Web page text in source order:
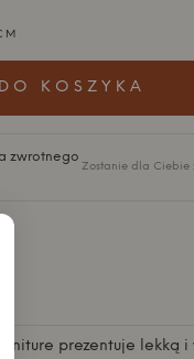
KOSZYKA
zwrotnego
Zostanie dla Ciebie
prezentuje lekką i